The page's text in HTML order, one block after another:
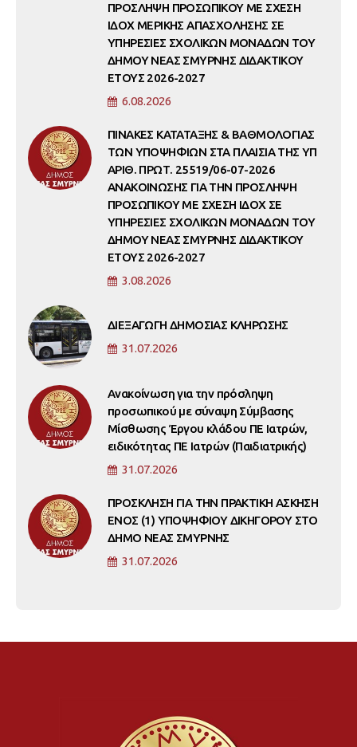
ΠΡΟΣΛΗΨΗ ΠΡΟΣΩΠΙΚΟΥ ΜΕ ΣΧΕΣΗ
ΙΔΟΧ ΜΕΡΙΚΗΣ ΑΠΑΣΧΟΛΗΣΗΣ ΣΕ
ΥΠΗΡΕΣΙΕΣ ΣΧΟΛΙΚΩΝ ΜΟΝΑΔΩΝ ΤΟΥ
ΔΗΜΟΥ ΝΕΑΣ ΣΜΥΡΝΗΣ ΔΙΔΑΚΤΙΚΟΥ
ΕΤΟΥΣ 2026-2027
6.08.2026
ΠΙΝΑΚΕΣ ΚΑΤΑΤΑΞΗΣ & ΒΑΘΜΟΛΟΓΙΑΣ
ΤΩΝ ΥΠΟΨΗΦΙΩΝ ΣΤΑ ΠΛΑΙΣΙΑ ΤΗΣ ΥΠ
ΑΡΙΘ. ΠΡΩΤ. 25519/06-07-2026
ΑΝΑΚΟΙΝΩΣΗΣ ΓΙΑ ΤΗΝ ΠΡΟΣΛΗΨΗ
ΠΡΟΣΩΠΙΚΟΥ ΜΕ ΣΧΕΣΗ ΙΔΟΧ ΣΕ
ΥΠΗΡΕΣΙΕΣ ΣΧΟΛΙΚΩΝ ΜΟΝΑΔΩΝ ΤΟΥ
ΔΗΜΟΥ ΝΕΑΣ ΣΜΥΡΝΗΣ ΔΙΔΑΚΤΙΚΟΥ
ΕΤΟΥΣ 2026-2027
3.08.2026
ΔΙΕΞΑΓΩΓΗ ΔΗΜΟΣΙΑΣ ΚΛΗΡΩΣΗΣ
31.07.2026
Ανακοίνωση για την πρόσληψη
προσωπικού με σύναψη Σύμβασης
Μίσθωσης Έργου κλάδου ΠΕ Ιατρών,
ειδικότητας ΠΕ Ιατρών (Παιδιατρικής)
31.07.2026
ΠΡΟΣΚΛΗΣΗ ΓΙΑ ΤΗΝ ΠΡΑΚΤΙΚΗ ΑΣΚΗΣΗ
ΕΝΟΣ (1) ΥΠΟΨΗΦΙΟΥ ΔΙΚΗΓΟΡΟΥ ΣΤΟ
ΔΗΜΟ ΝΕΑΣ ΣΜΥΡΝΗΣ
31.07.2026